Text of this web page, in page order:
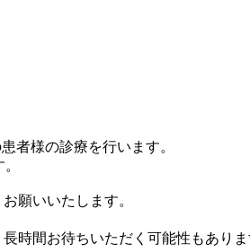
者様の診療を行います。
願いいたします。
時間お待ちいただく可能性もありま